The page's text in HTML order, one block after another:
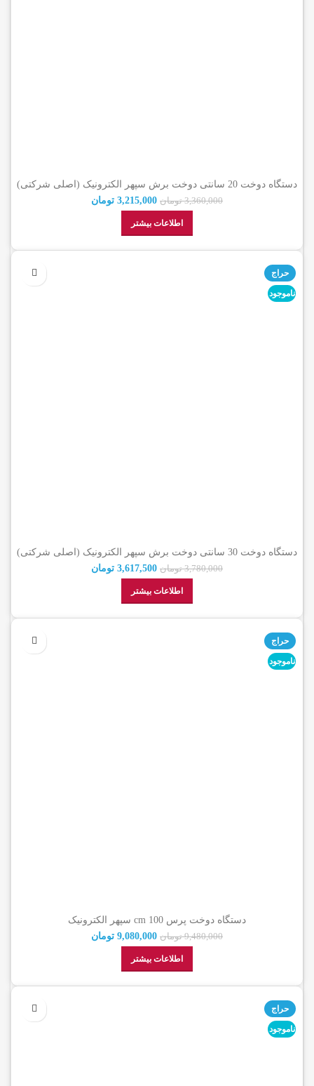
دستگاه دوخت 20 سانتی دوخت برش سپهر الکترونیک (اصلی شرکتی)
3,360,000 تومان 3,215,000 تومان
اطلاعات بیشتر
حراج
ناموجود
دستگاه دوخت 30 سانتی دوخت برش سپهر الکترونیک (اصلی شرکتی)
3,780,000 تومان 3,617,500 تومان
اطلاعات بیشتر
حراج
ناموجود
دستگاه دوخت پرس 100 cm سپهر الکترونیک
9,480,000 تومان 9,080,000 تومان
اطلاعات بیشتر
حراج
ناموجود